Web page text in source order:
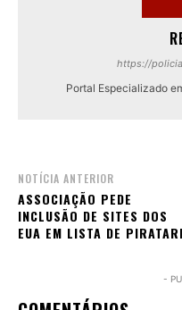
https://
Portal Especializado
NOTÍCIA ANTERIOR
ASSOCIAÇÃO PEDE
INCLUSÃO DE SITES DOS
EUA EM LISTA DE
-